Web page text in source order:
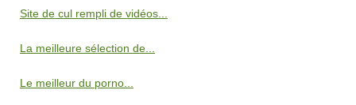
Site de cul rempli de vidéos...
La meilleure sélection de...
Le meilleur du porno...